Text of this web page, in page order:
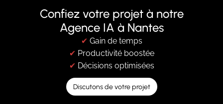
Confiez votre projet à notre
Agence IA à Nantes
✔︎ Gain de temps
✔︎ Productivité boostée
✔︎ Décisions optimisées
Discutons de votre projet